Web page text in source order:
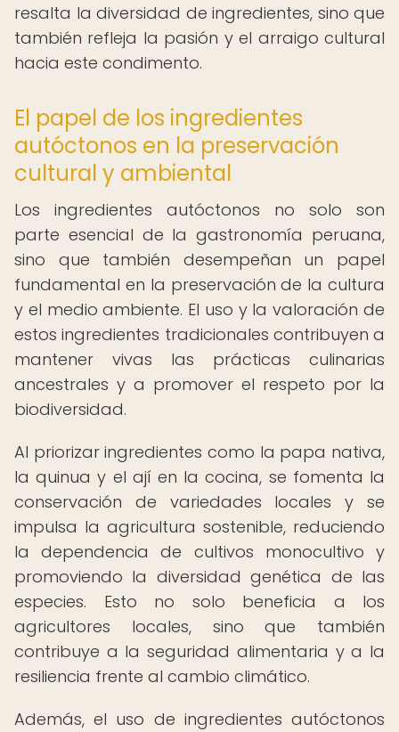
resalta la diversidad de ingredientes, sino que
también refleja la pasión y el arraigo cultural
hacia este condimento.
El papel de los ingredientes
autóctonos en la preservación
cultural y ambiental
Los ingredientes autóctonos no solo son
parte esencial de la gastronomía peruana,
sino que también desempeñan un papel
fundamental en la preservación de la cultura
y el medio ambiente. El uso y la valoración de
estos ingredientes tradicionales contribuyen a
mantener vivas las prácticas culinarias
ancestrales y a promover el respeto por la
biodiversidad.
Al priorizar ingredientes como la papa nativa,
la quinua y el ají en la cocina, se fomenta la
conservación de variedades locales y se
impulsa la agricultura sostenible, reduciendo
la dependencia de cultivos monocultivo y
promoviendo la diversidad genética de las
especies. Esto no solo beneficia a los
agricultores locales, sino que también
contribuye a la seguridad alimentaria y a la
resiliencia frente al cambio climático.
Además, el uso de ingredientes autóctonos